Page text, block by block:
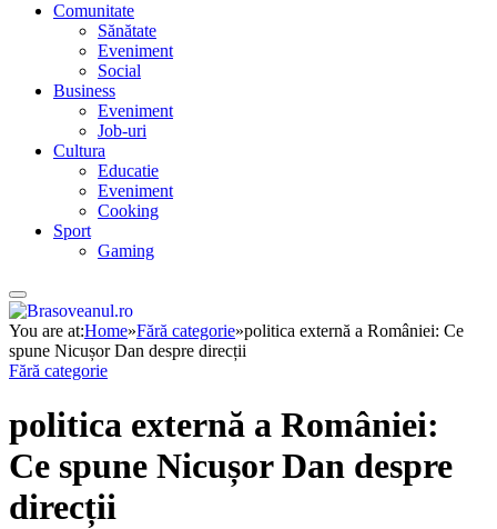
Comunitate
Sănătate
Eveniment
Social
Business
Eveniment
Job-uri
Cultura
Educatie
Eveniment
Cooking
Sport
Gaming
You are at:Home»Fără categorie»politica externă a României: Ce
spune Nicușor Dan despre direcții
Fără categorie
politica externă a României:
Ce spune Nicușor Dan despre
direcții